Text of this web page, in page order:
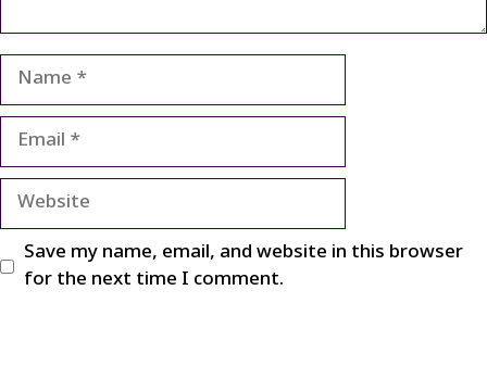
Name
Email
Website
Save my name, email, and website in this browser
for the next time I comment.